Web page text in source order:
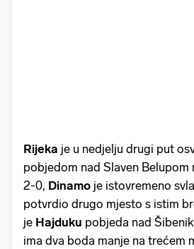
Rijeka je u nedjelju drugi put
pobjedom nad Slaven Belupom
2-0, Dinamo je istovremeno
potvrdio drugo mjesto s istim
je Hajduku pobjeda nad
ima dva boda manje na trećem